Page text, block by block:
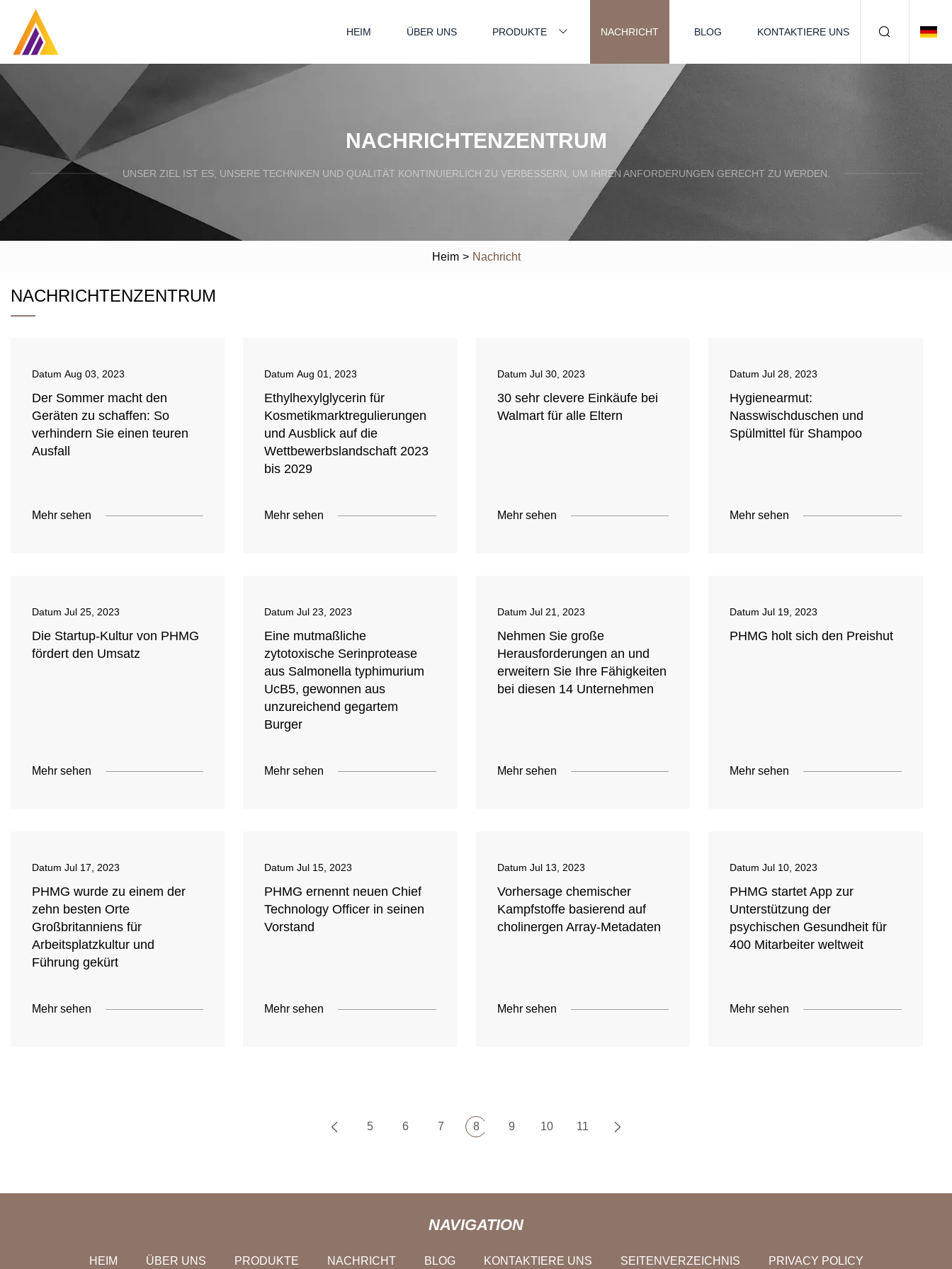
HEIM ÜBER UNS PRODUKTE NACHRICHT BLOG KONTAKTIERE UNS
NACHRICHTENZENTRUM
UNSER ZIEL IST ES, UNSERE TECHNIKEN UND QUALITÄT KONTINUIERLICH ZU VERBESSERN, UM IHREN ANFORDERUNGEN GERECHT ZU WERDEN.
Heim > Nachricht
NACHRICHTENZENTRUM
Datum Aug 03, 2023
Der Sommer macht den
Geräten zu schaffen: So
verhindern Sie einen teuren
Ausfall
Mehr sehen
DatumAug 01, 2023
Ethylhexylglycerin für
Kosmetikmarktregulierungen
und Ausblick auf die
Wettbewerbslandschaft 2023
bis 2029
Mehr sehen
Datum Jul 30, 2023
30 sehr clevere Einkäufe bei
Walmart für alle Eltern
Mehr sehen
DatumJul 28, 2023
Hygienearmut:
Nasswischduschen und
Spülmittel für Shampoo
Mehr sehen
Datum Jul 25, 2023
Die Startup-Kultur von PHMG
fördert den Umsatz
Mehr sehen
DatumJul 23, 2023
Eine mutmaßliche
zytotoxische Serinprotease
aus Salmonella typhimurium
UcB5, gewonnen aus
unzureichend gegartem
Burger
Mehr sehen
Datum Jul 21, 2023
Nehmen Sie große
Herausforderungen an und
erweitern Sie Ihre Fähigkeiten
bei diesen 14 Unternehmen
Mehr sehen
DatumJul 19, 2023
PHMG holt sich den Preishut
Mehr sehen
Datum Jul 17, 2023
PHMG wurde zu einem der
zehn besten Orte
Großbritanniens für
Arbeitsplatzkultur und
Führung gekürt
Mehr sehen
DatumJul 15, 2023
PHMG ernennt neuen Chief
Technology Officer in seinen
Vorstand
Mehr sehen
Datum Jul 13, 2023
Vorhersage chemischer
Kampfstoffe basierend auf
cholinergen Array-Metadaten
Mehr sehen
DatumJul 10, 2023
PHMG startet App zur
Unterstützung der
psychischen Gesundheit für
400 Mitarbeiter weltweit
Mehr sehen
5 6 7 8 9 10 11
NAVIGATION
HEIM ÜBER UNS PRODUKTE NACHRICHT BLOG KONTAKTIERE UNS SEITENVERZEICHNIS PRIVACY POLICY